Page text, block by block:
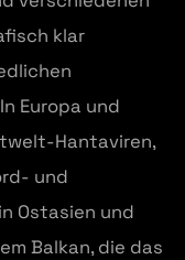
klar
Europa und
Hantaviren,
und
Ostasien und
Balkan, die das